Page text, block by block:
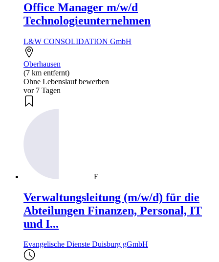
Office Manager m/w/d
Technologieunternehmen
L&W CONSOLIDATION GmbH
Oberhausen
(7 km entfernt)
Ohne Lebenslauf bewerben
vor 7 Tagen
E
Verwaltungsleitung (m/w/d) für die
Abteilungen Finanzen, Personal, IT
und I...
Evangelische Dienste Duisburg gGmbH